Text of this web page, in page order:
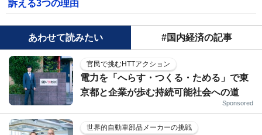
訴える3つの理由
あわせて読みたい #国内経済の記事
官民で挑むHTTアクション
電力を「へらす・つくる・ためる」で東
京都と企業が歩む持続可能社会への道
Sponsored
世界的自動車部品メーカーの挑戦